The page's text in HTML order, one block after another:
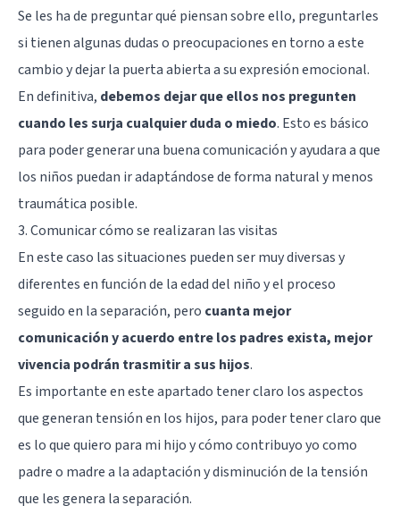
bienestar
emocional.
Terapia
Individual,
de
Pareja y
Familiar:
Trabajamos
y tus
fortalecer
relaciones
mejorar
la
familiar.
Evaluaciones
Psicológicas
Terapias
Se les ha de preguntar qué piensan sobre ello, preguntarles
si tienen algunas dudas o preocupaciones en torno a este
cambio y dejar la puerta abierta a su expresión emocional.
En definitiva, debemos dejar que ellos nos pregunten
cuando les surja cualquier duda o miedo. Esto es básico
para poder generar una buena comunicación y ayudara a que
los niños puedan ir adaptándose de forma natural y menos
traumática posible.
3. Comunicar cómo se realizaran las visitas
En este caso las situaciones pueden ser muy diversas y
diferentes en función de la edad del niño y el proceso
seguido en la separación, pero cuanta mejor
comunicación y acuerdo entre los padres exista, mejor
vivencia podrán trasmitir a sus hijos.
Es importante en este apartado tener claro los aspectos
que generan tensión en los hijos, para poder tener claro que
es lo que quiero para mi hijo y cómo contribuyo yo como
padre o madre a la adaptación y disminución de la tensión
que les genera la separación.